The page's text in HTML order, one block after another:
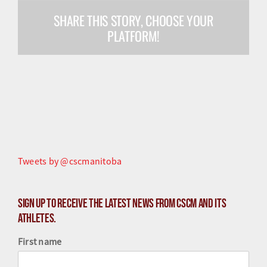
Olympiens et paralympiens
Quoi de neuf
SHARE THIS STORY, CHOOSE YOUR
PLATFORM!
Tweets by @cscmanitoba
Sign up to receive the latest news from CSCM and its
athletes.
First name